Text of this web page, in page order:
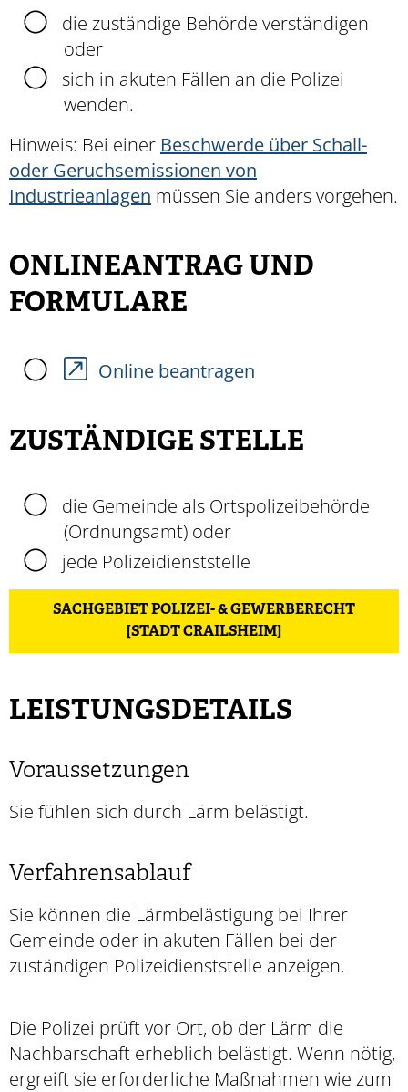
die zuständige Behörde verständigen
oder
sich in akuten Fällen an die Polizei
wenden.
Hinweis: Bei einer Beschwerde über Schall-
oder Geruchsemissionen von
Industrieanlagen müssen Sie anders vorgehen.
ONLINEANTRAG UND
FORMULARE
Online beantragen
ZUSTÄNDIGE STELLE
die Gemeinde als Ortspolizeibehörde
(Ordnungsamt) oder
jede Polizeidienststelle
SACHGEBIET POLIZEI- & GEWERBERECHT
[STADT CRAILSHEIM]
LEISTUNGSDETAILS
Voraussetzungen
Sie fühlen sich durch Lärm belästigt.
Verfahrensablauf
Sie können die Lärmbelästigung bei Ihrer
Gemeinde oder in akuten Fällen bei der
zuständigen Polizeidienststelle anzeigen.
Die Polizei prüft vor Ort, ob der Lärm die
Nachbarschaft erheblich belästigt. Wenn nötig,
ergreift sie erforderliche Maßnahmen wie zum